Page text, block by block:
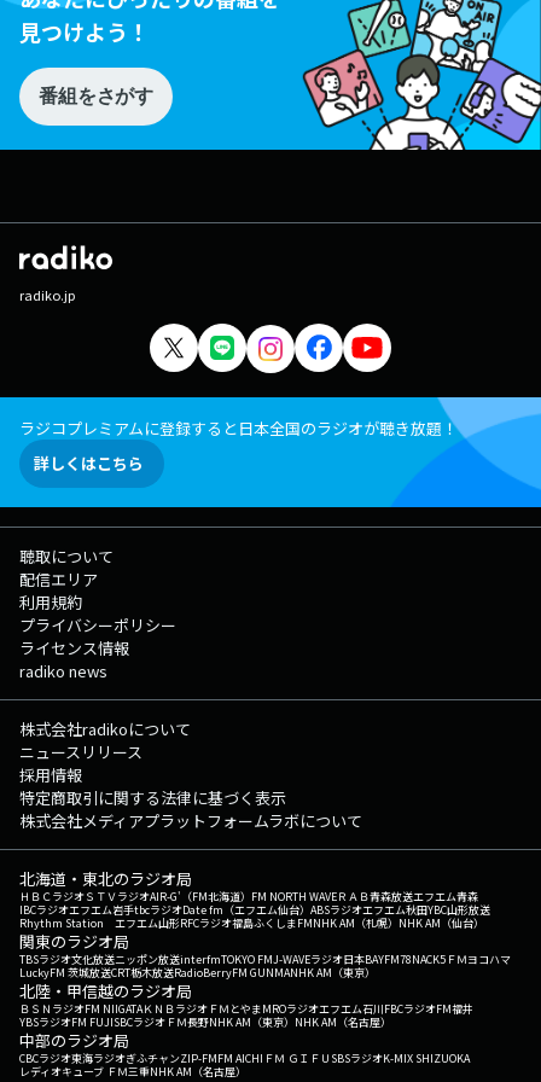
見つけよう！
番組をさがす
radiko.jp
ラジコプレミアムに登録すると日本全国のラジオが聴き放題！
詳しくはこちら
聴取について
配信エリア
利用規約
プライバシーポリシー
ライセンス情報
radiko news
株式会社radikoについて
ニュースリリース
採用情報
特定商取引に関する法律に基づく表示
株式会社メディアプラットフォームラボについて
北海道・東北のラジオ局
ＨＢＣラジオＳＴＶラジオAIR-G'（FM北海道） FM NORTH WAVEＲＡＢ青森放送エフエム青森
IBCラジオエフエム岩手tbcラジオDate fm（エフエム仙台） ABSラジオエフエム秋田YBC山形放送
Rhythm Station エフエム山形RFCラジオ福島ふくしまFMNHK AM（札幌） NHK AM（仙台）
関東のラジオ局
TBSラジオ文化放送ニッポン放送interfmTOKYO FMJ-WAVEラジオ日本BAYFM78NACK5 ＦＭヨコハマ
LuckyFM 茨城放送CRT栃木放送RadioBerryFM GUNMANHK AM（東京）
北陸・甲信越のラジオ局
ＢＳＮラジオFM NIIGATAＫＮＢラジオ ＦＭとやまMROラジオエフエム石川FBCラジオFM福井
YBSラジオFM FUJISBCラジオ ＦＭ長野NHK AM（東京） NHK AM（名古屋）
中部のラジオ局
CBCラジオ東海ラジオぎふチャンZIP-FMFM AICHI ＦＭ ＧＩＦＵ SBSラジオK-MIX SHIZUOKA
レディオキューブ ＦＭ三重NHK AM（名古屋）